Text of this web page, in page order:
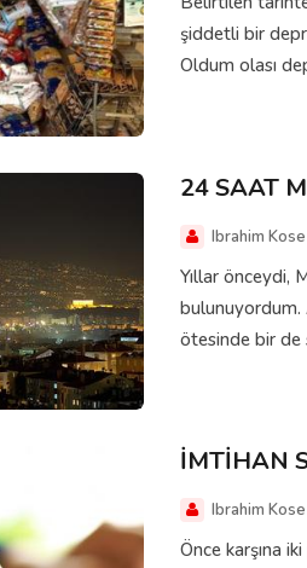
şiddetli bir
Oldum olası
24 SAAT
Ibrahim Kose
Yıllar önceydi,
bulunuyordum.
ötesinde bir de
İMTİHAN
Ibrahim Kose
Önce karşına